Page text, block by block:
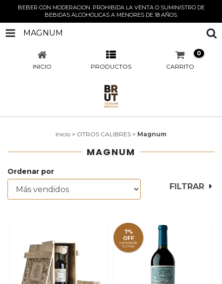
BEBER CON MODERACION. PROHIBIDA LA VENTA O SUMINISTRO DE
BEBIDAS ALCOHOLICAS A MENORES DE 18 AÑOS.
MAGNUM
INICIO PRODUCTOS CARRITO
0
Inicio > OTROS CALIBRES > Magnum
MAGNUM
Ordenar por
FILTRAR
7%
OFF
comprando
3 o más